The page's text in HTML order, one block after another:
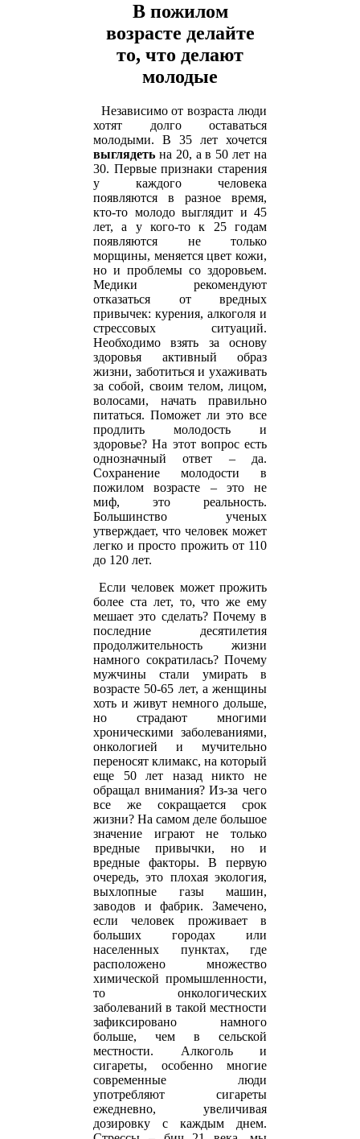
В пожилом
возрасте делайте
то, что делают
молодые
Независимо от возраста люди
хотят долго оставаться
молодыми. В 35 лет хочется
выглядеть на 20, а в 50 лет на
30. Первые признаки старения
у каждого человека
появляются в разное время,
кто-то молодо выглядит и 45
лет, а у кого-то к 25 годам
появляются не только
морщины, меняется цвет кожи,
но и проблемы со здоровьем.
Медики рекомендуют
отказаться от вредных
привычек: курения, алкоголя и
стрессовых ситуаций.
Необходимо взять за основу
здоровья активный образ
жизни, заботиться и ухаживать
за собой, своим телом, лицом,
волосами, начать правильно
питаться. Поможет ли это все
продлить молодость и
здоровье? На этот вопрос есть
однозначный ответ – да.
Сохранение молодости в
пожилом возрасте – это не
миф, это реальность.
Большинство ученых
утверждает, что человек может
легко и просто прожить от 110
до 120 лет.
Если человек может прожить
более ста лет, то, что же ему
мешает это сделать? Почему в
последние десятилетия
продолжительность жизни
намного сократилась? Почему
мужчины стали умирать в
возрасте 50-65 лет, а женщины
хоть и живут немного дольше,
но страдают многими
хроническими заболеваниями,
онкологией и мучительно
переносят климакс, на который
еще 50 лет назад никто не
обращал внимания? Из-за чего
все же сокращается срок
жизни? На самом деле большое
значение играют не только
вредные привычки, но и
вредные факторы. В первую
очередь, это плохая экология,
выхлопные газы машин,
заводов и фабрик. Замечено,
если человек проживает в
больших городах или
населенных пунктах, где
расположено множество
химической промышленности,
то онкологических
заболеваний в такой местности
зафиксировано намного
больше, чем в сельской
местности. Алкоголь и
сигареты, особенно многие
современные люди
употребляют сигареты
ежедневно, увеличивая
дозировку с каждым днем.